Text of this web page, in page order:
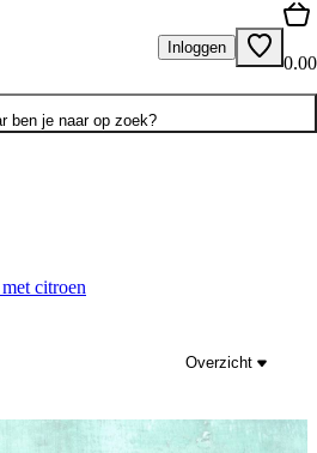
Inloggen
0.00
ben je naar op zoek?
citroen
Overzicht